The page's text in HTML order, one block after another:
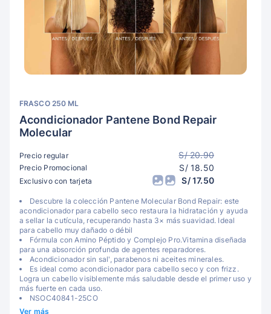
FRASCO 250 ML
Acondicionador Pantene Bond Repair
Molecular
Precio regular S/ 20.90
Precio Promocional S/ 18.50
Exclusivo con tarjeta S/ 17.50
Descubre la colección Pantene Molecular Bond Repair: este
acondicionador para cabello seco restaura la hidratación y ayuda
a sellar la cutícula, recuperando hasta 3× más suavidad. Ideal
para cabello muy dañado o débil
Fórmula con Amino Péptido y Complejo Pro.Vitamina diseñada
para una absorción profunda de agentes reparadores.
Acondicionador sin sal', parabenos ni aceites minerales.
Es ideal como acondicionador para cabello seco y con frizz​.
Logra un cabello visiblemente más saludable desde el primer uso y
más fuerte en cada uso.
NSOC40841-25CO
Ver más